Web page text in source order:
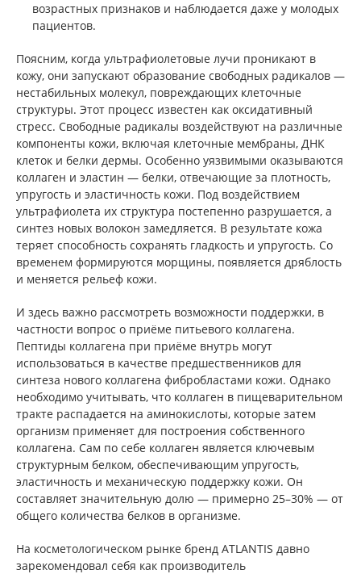
возрастных признаков и наблюдается даже у молодых
пациентов.
Поясним, когда ультрафиолетовые лучи проникают в
кожу, они запускают образование свободных радикалов —
нестабильных молекул, повреждающих клеточные
структуры. Этот процесс известен как оксидативный
стресс. Свободные радикалы воздействуют на различные
компоненты кожи, включая клеточные мембраны, ДНК
клеток и белки дермы. Особенно уязвимыми оказываются
коллаген и эластин — белки, отвечающие за плотность,
упругость и эластичность кожи. Под воздействием
ультрафиолета их структура постепенно разрушается, а
синтез новых волокон замедляется. В результате кожа
теряет способность сохранять гладкость и упругость. Со
временем формируются морщины, появляется дряблость
и меняется рельеф кожи.
И здесь важно рассмотреть возможности поддержки, в
частности вопрос о приёме питьевого коллагена.
Пептиды коллагена при приёме внутрь могут
использоваться в качестве предшественников для
синтеза нового коллагена фибробластами кожи. Однако
необходимо учитывать, что коллаген в пищеварительном
тракте распадается на аминокислоты, которые затем
организм применяет для построения собственного
коллагена. Сам по себе коллаген является ключевым
структурным белком, обеспечивающим упругость,
эластичность и механическую поддержку кожи. Он
составляет значительную долю — примерно 25–30% — от
общего количества белков в организме.
На косметологическом рынке бренд ATLANTIS давно
зарекомендовал себя как производитель